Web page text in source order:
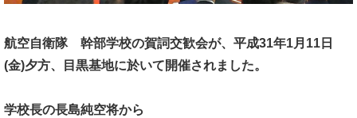
航空自衛隊 幹部学校の賀詞交歓会が、 平成31年1月11日
(金)夕方、
目黒基地に於いて開催されました。
学校長の長島純空将から